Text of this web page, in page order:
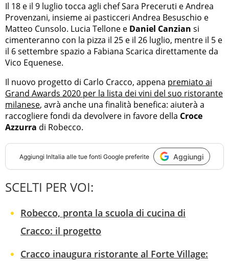
Il 18 e il 9 luglio tocca agli chef Sara Preceruti e Andrea
Provenzani, insieme ai pasticceri Andrea Besuschio e
Matteo Cunsolo. Lucia Tellone e Daniel Canzian si
cimenteranno con la pizza il 25 e il 26 luglio, mentre il 5 e
il 6 settembre spazio a Fabiana Scarica direttamente da
Vico Equenese.
Il nuovo progetto di Carlo Cracco, appena premiato ai
Grand Awards 2020 per la lista dei vini del suo ristorante
milanese, avrà anche una finalità benefica: aiuterà a
raccogliere fondi da devolvere in favore della Croce
Azzurra di Robecco.
Aggiungi InItalia alle tue fonti Google preferite Aggiungi
SCELTI PER VOI:
Robecco, pronta la scuola di cucina di
Cracco: il progetto
Cracco inaugura ristorante al Forte Village: